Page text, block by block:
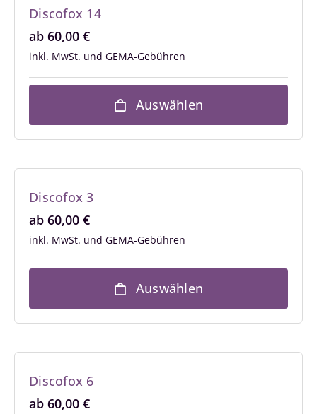
Discofox 14
ab 60,00 €
inkl. MwSt.
Auswählen
Discofox 3
ab 60,00 €
inkl. MwSt.
Auswählen
Discofox 6
ab 60,00 €